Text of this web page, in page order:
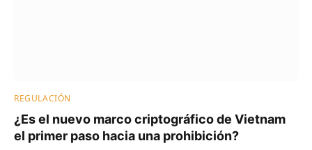
REGULACIÓN
¿Es el nuevo marco criptográfico de Vietnam
el primer paso hacia una prohibición?